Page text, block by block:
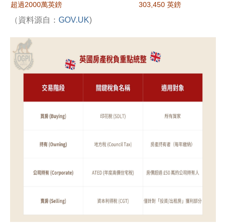
超過2000萬英鎊 303,450 英鎊
（資料源自： GOV.UK)